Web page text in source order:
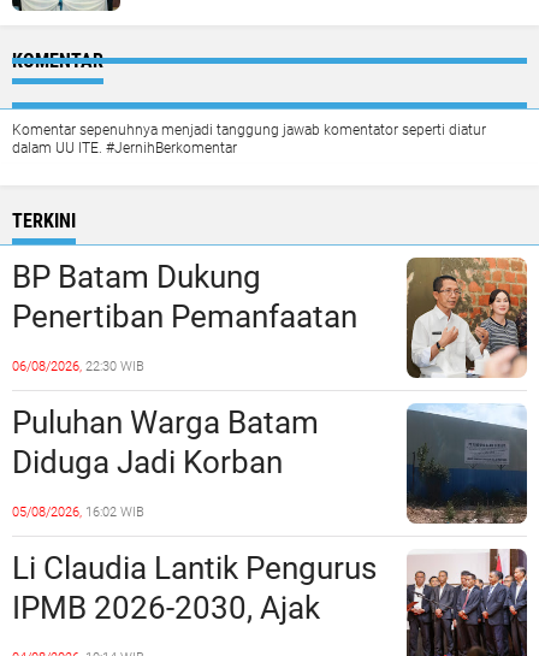
KOMENTAR
Komentar sepenuhnya menjadi tanggung jawab komentator seperti diatur
dalam UU ITE. #JernihBerkomentar
TERKINI
BP Batam Dukung
Penertiban Pemanfaatan
Ruang Laut Sesuai
Ketentuan Peraturan
Perundang-undangan
06/08/2026, 22:30 WIB
Puluhan Warga Batam
Diduga Jadi Korban
Penipuan Kavling Hingga
Miliaran Rupiah, Laporan ke
Polda Kepri Jalan di
Tempat?
05/08/2026, 16:02 WIB
Li Claudia Lantik Pengurus
IPMB 2026-2030, Ajak
Perkuat Kerukunan dan